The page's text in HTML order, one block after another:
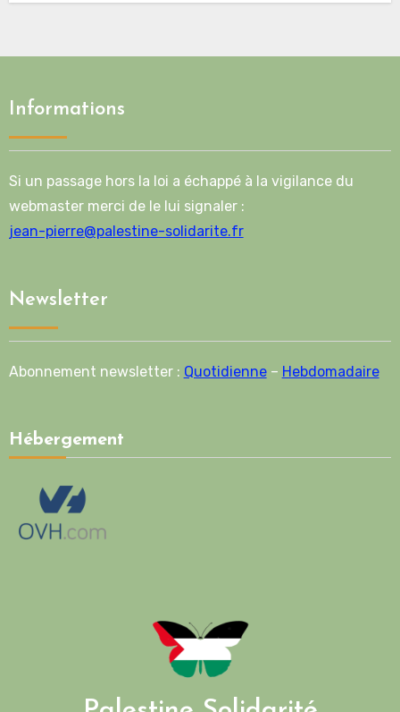
Informations
Si un passage hors la loi a échappé à la vigilance du
webmaster merci de le lui signaler :
jean-pierre@palestine-solidarite.fr
Newsletter
Abonnement newsletter : Quotidienne– Hebdomadaire
Hébergement